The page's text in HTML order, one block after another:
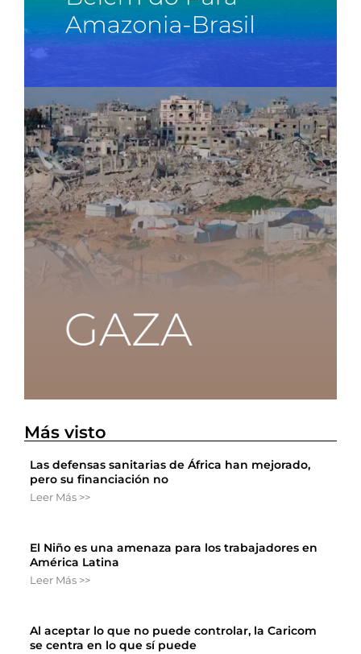
Más visto
Las defensas sanitarias de África han mejorado,
pero su financiación no
Leer Más >>
El Niño es una amenaza para los trabajadores en
América Latina
Leer Más >>
Al aceptar lo que no puede controlar, la Caricom
se centra en lo que sí puede